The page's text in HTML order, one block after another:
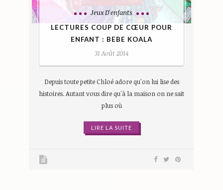
Jeux D'enfants
LECTURES COUP DE CŒUR POUR
ENFANT : BEBE KOALA
31 Août 2014
Depuis toute petite Chloé adore qu'on lui lise des
histoires. Autant vous dire qu'à la maison on ne sait
plus où
LIRE LA SUITE